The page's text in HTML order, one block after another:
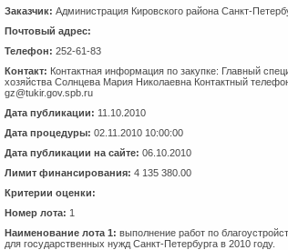
Заказчик: Администрация Кировского района Санкт-
Почтовый адрес:
Телефон: 252-61-83
Контакт: Контактная информация по закупке: Главный
хозяйства Солнцева Мария Николаевна Контактный
gz@tukir.gov.spb.ru
Дата публикации: 11.10.2010
Дата процедуры: 02.11.2010 10:00:00
Дата публикации на сайте: 06.10.2010
Лимит финансирования: 4 135 380.00
Критерии оценки:
Номер лота: 1
Наименование лота 1: выполнение работ по
для государственных нужд Санкт-Петербурга в 2010 году.